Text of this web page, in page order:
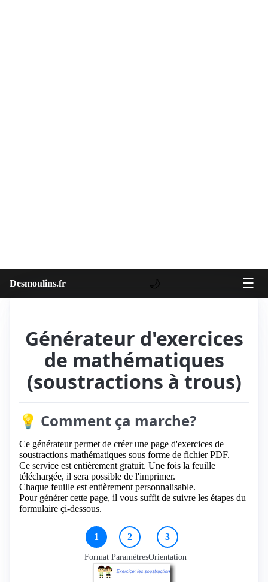
Desmoulins.fr 🌙 ☰
Générateur d'exercices
de mathématiques
(soustractions à trous)
💡 Comment ça marche?
Ce générateur permet de créer une page d'exercices de
soustractions mathématiques sous forme de fichier PDF.
Ce service est entièrement gratuit. Une fois la feuille
téléchargée, il sera possible de l'imprimer.
Chaque feuille est entièrement personnalisable.
Pour générer cette page, il vous suffit de suivre les étapes du
formulaire çi-dessous.
1
Format
2
Paramètres
3
Orientation